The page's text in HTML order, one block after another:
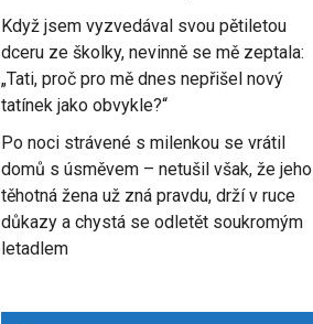
Když jsem vyzvedával svou pětiletou
dceru ze školky, nevinně se mě zeptala:
„Tati, proč pro mě dnes nepřišel nový
tatínek jako obvykle?“
Po noci strávené s milenkou se vrátil
domů s úsměvem – netušil však, že jeho
těhotná žena už zná pravdu, drží v ruce
důkazy a chystá se odletět soukromým
letadlem